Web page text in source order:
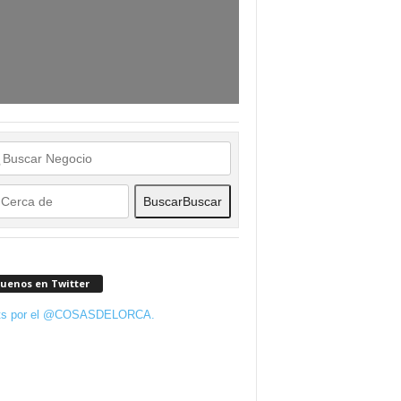
BuscarBuscar
en Twitter
por el @COSASDELORCA.